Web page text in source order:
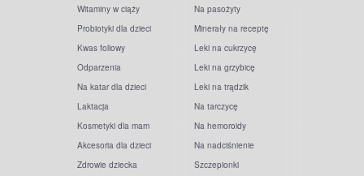
Witaminy w ciąży
Probiotyki dla dzieci
Kwas foliowy
Odparzenia
Na katar dla dzieci
Laktacja
Kosmetyki dla mam
Akcesoria dla dzieci
Zdrowie dziecka
Na pasożyty
Minerały na receptę
Leki na cukrzycę
Leki na grzybicę
Leki na trądzik
Na tarczycę
Na hemoroidy
Na nadciśnienie
Szczepionki